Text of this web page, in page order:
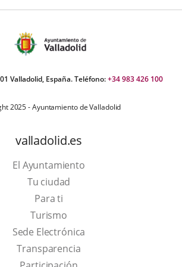
externa.externa.
Valladolid, España. Teléfono:+34 983 426 100
2025 - Ayuntamiento de Valladolid
valladolid.es
El Ayuntamiento
Tu ciudad
Para ti
TurismoThis
link
will
Sede Electrónica
Transparencia